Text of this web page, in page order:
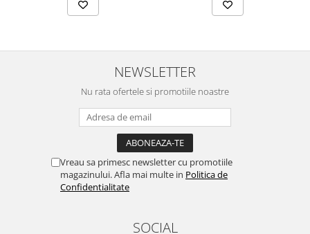
NEWSLETTER
Nu rata ofertele si promotiile noastre
Vreau sa primesc newsletter cu promotiile
magazinului. Afla mai multe in Politica de
Confidentialitate
SOCIAL